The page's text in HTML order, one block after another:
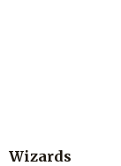
Wizards